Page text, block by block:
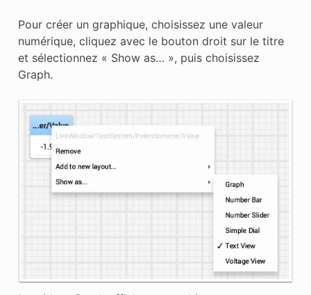
Pour créer un graphique, choisissez une valeur
numérique, cliquez avec le bouton droit sur le titre
et sélectionnez « Show as… », puis choisissez
Graph.